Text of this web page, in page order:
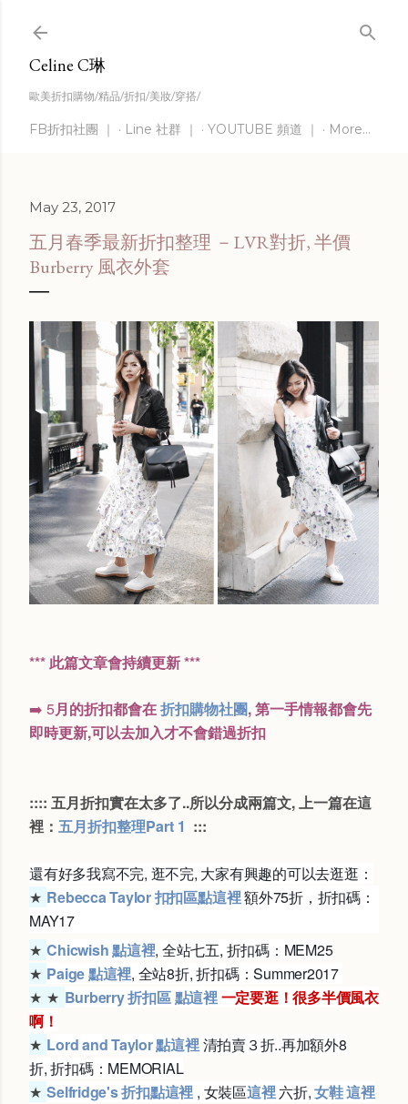
Celine C琳
歐美折扣購物/精品/折扣/美妝/穿搭/
FB折扣社團 ｜ Line 社群 ｜ YOUTUBE 頻道 ｜ More…
May 23, 2017
五月春季最新折扣整理 －LVR對折, 半價
Burberry 風衣外套
*** 此篇文章會持續更新 ***
➡️ 5月的折扣都會在折扣購物社團, 第一手情報都會先
即時更新,可以去加入才不會錯過折扣
:::: 五月折扣實在太多了..所以分成兩篇文, 上一篇在這
裡： 五月折扣整理Part 1 :::
還有好多我寫不完, 逛不完, 大家有興趣的可以去逛逛：
★ Rebecca Taylor 扣扣區點這裡額外75折，折扣碼：
MAY17
★Chicwish 點這裡, 全站七五, 折扣碼：MEM25
★ Paige 點這裡, 全站8折, 折扣碼：Summer2017
★ ★ Burberry 折扣區 點這裡一定要逛！很多半價風衣
啊！
★ Lord and Taylor 點這裡清拍賣３折..再加額外8
折,折扣碼：MEMORIAL
★Selfridge's 折扣點這裡 , 女裝區這裡 六折,女鞋 這裡